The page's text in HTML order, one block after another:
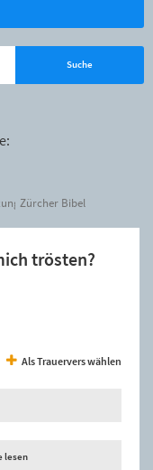
Zürcher Bibel
trösten?
Als Trauervers wählen
lesen